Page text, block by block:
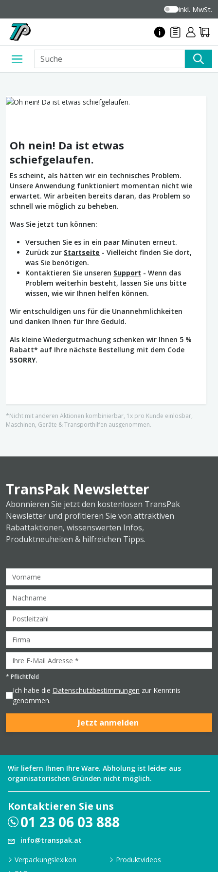
inkl. MwSt.
Oh nein! Da ist etwas
schiefgelaufen.
Es scheint, als hätten wir ein technisches Problem.
Unsere Anwendung funktioniert momentan nicht wie
erwartet. Wir arbeiten bereits daran, das Problem so
schnell wie möglich zu beheben.
Was Sie jetzt tun können:
Versuchen Sie es in ein paar Minuten erneut.
Zurück zur Startseite - Vielleicht finden Sie dort,
was Sie benötigen.
Kontaktieren Sie unseren Support - Wenn das
Problem weiterhin besteht, lassen Sie uns bitte
wissen, wie wir Ihnen helfen können.
Wir entschuldigen uns für die Unannehmlichkeiten
und danken Ihnen für Ihre Geduld.
Als kleine Wiedergutmachung schenken wir Ihnen 5 %
Rabatt* auf Ihre nächste Bestellung mit dem Code
5SORRY.
*Nicht mit anderen Aktionen kombinierbar, 1x pro Kunde einlösbar,
Maschinen, Geräte & Transporthilfen ausgenommen.
TransPak Newsletter
Abonnieren Sie jetzt den kostenlosen TransPak
Newsletter und profitieren Sie von attraktiven
Rabattaktionen, wissenswerten Infos,
Produktneuheiten & hilfreichen Tipps.
* Pflichtfeld
Ich habe die Datenschutzbestimmungen zur Kenntnis
genommen.
Jetzt anmelden
Wir liefern Ihnen Ihre Ware. Abholung ist leider aus
organisatorischen Gründen nicht möglich.
Kontaktieren Sie uns
01 23 06 03 888
info@transpak.at
Verpackungslexikon
Produktvideos